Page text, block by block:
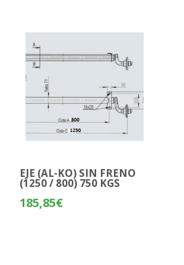
EJE (AL-KO) SIN FRENO
(1250 / 800) 750 KGS
185,85€